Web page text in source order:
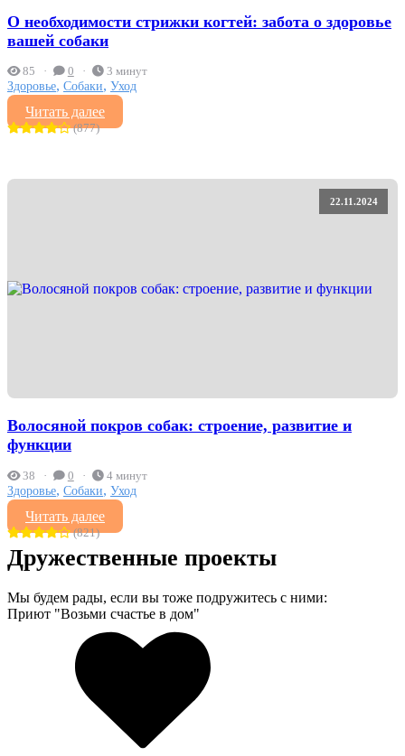
О необходимости стрижки когтей: забота о здоровье
вашей собаки
85 0 3 минут
Здоровье, Собаки, Уход
Читать далее
(877)
22.11.2024
Волосяной покров собак: строение, развитие и
функции
38 0 4 минут
Здоровье, Собаки, Уход
Читать далее
(821)
Дружественные проекты
Мы будем рады, если вы тоже подружитесь с ними:
Приют "Возьми счастье в дом"